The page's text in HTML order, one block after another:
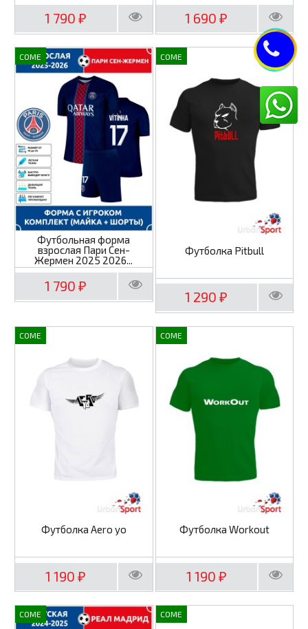
1 790₽ 1 690₽
COME
Футбольная форма
взрослая Пари Сен-
Жермен 2025 2026...
1 790₽
COME
Футболка Pitbull
1 290₽
COME
Футболка Aero yo
1 190₽
COME
Футболка Workout
1 190 ₽
COME COME